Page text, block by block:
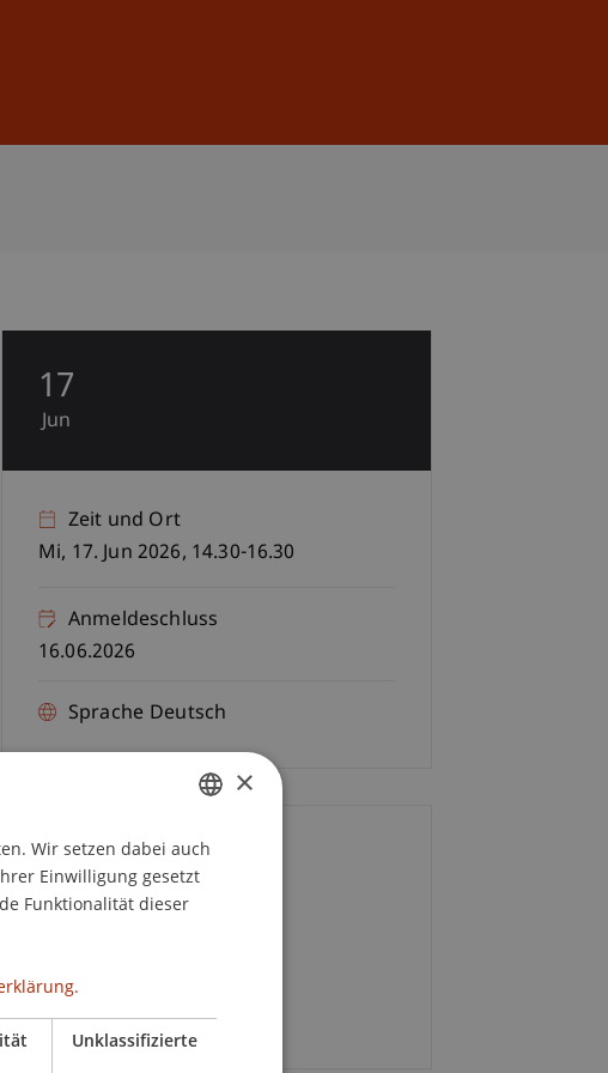
17
Jun
Zeit und Ort
Mi, 17. Jun 2026, 14.30-16.30
Anmeldeschluss
16.06.2026
Sprache Deutsch
Kontakt GERMAN
ENGLISH
×
Wir setzen dabei auch
Einwilligung gesetzt
Funktionalität dieser
Unklassifizierte